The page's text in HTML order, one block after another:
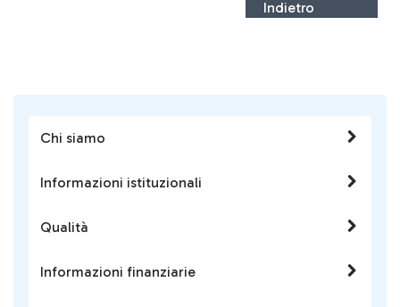
Chi siamo
Informazioni istituzionali
Qualità
Informazioni finanziarie
Indietro